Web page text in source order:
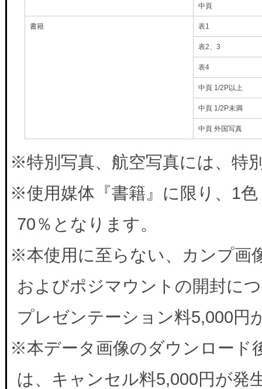
中頁
書籍 表1
表2、3
表4
中頁 1/2P以上
中頁 1/2P未満
中頁 外国写真
※特別写真、航空写真には、特
※使用媒体『書籍』に限り、1
70％となります。
※本使用に至らない、カンプ画
およびポジマウントの開封に
プレゼンテーション料5,000円
※本データ画像のダウンロード
は、キャンセル料5,000円が発